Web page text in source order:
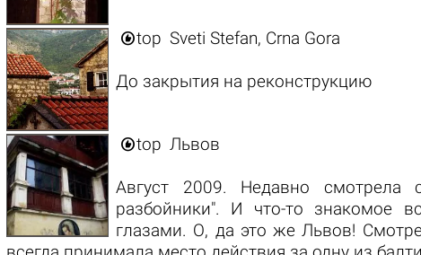
top Sveti Stefan, Crna Gora
До закрытия на реконструкцию
top Львов
Август 2009. Недавно смотрела
разбойники". И что-то знакомое
глазами. О, да это же Львов!